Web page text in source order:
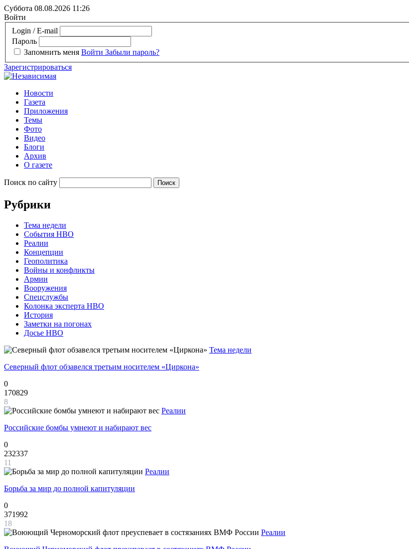
Суббота 08.08.2026 11:26
Войти
Login / E-mail
Пароль
Запомнить меня Войти Забыли пароль?
Зарегистрироваться
Новости
Газета
Приложения
Темы
Фото
Видео
Блоги
Архив
О газете
Поиск по сайту
Рубрики
Тема недели
События НВО
Реалии
Концепции
Геополитика
Войны и конфликты
Армии
Вооружения
Спецслужбы
Колонка эксперта НВО
История
Заметки на погонах
Досье НВО
Тема недели
Северный флот обзавелся третьим носителем «Циркона»
0
170829
8
Реалии
Российские бомбы умнеют и набирают вес
0
232337
11
Реалии
Борьба за мир до полной капитуляции
0
371992
18
Реалии